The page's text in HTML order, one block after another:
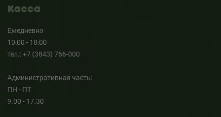
Касса
Ежедневно
10:00 - 18:00
тел.: +7 (3843) 766-000
Административная часть:
ПН - ПТ
9.00 - 17.30